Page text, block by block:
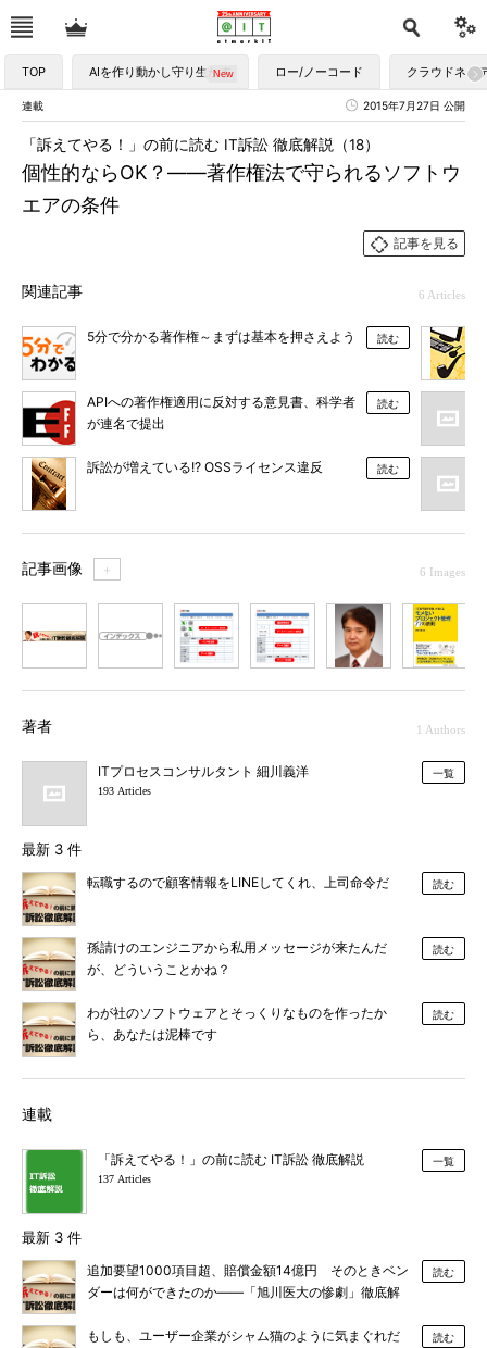
TOP AIを作り動かし守り生かす ロー/ノーコード クラウドネイ
連載 2015年7月27日 公開
個性的ならOK？――著作権法で守られるソフトウ
エアの条件
「訴えてやる！」の前に読む IT訴訟 徹底解説（18）
記事を見る
関連記事 6 Articles
5分で分かる著作権～まずは基本を押さえよう 読む
APIへの著作権適用に反対する意見書、科学者
が連名で提出
読む
訴訟が増えている!? OSSライセンス違反 読む
記事画像 ＋ 6 Images
著者 1 Authors
ITプロセスコンサルタント 細川義洋
193 Articles
一覧
最新 3 件
転職するので顧客情報をLINEしてくれ、上司命令だ 読む
孫請けのエンジニアから私用メッセージが来たんだ
が、どういうことかね？
読む
わが社のソフトウェアとそっくりなものを作ったか
ら、あなたは泥棒です
読む
連載
「訴えてやる！」の前に読む IT訴訟 徹底解説
137 Articles
一覧
最新 3 件
追加要望1000項目超、賠償金額14億円 そのときベン
ダーは何ができたのか――「旭川医大の惨劇」徹底解
読む
もしも、ユーザー企業がシャム猫のように気まぐれだ
読む